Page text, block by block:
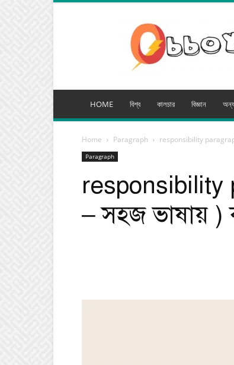
মিডিয়া
HOME বিশ্ব কালচার বিজ্ঞান
Home Paragraph responsibility paragraph (
Paragraph
responsibility
– সহজ ভাষায় )